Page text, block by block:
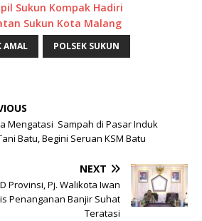
Sukun Kompak Hadiri
Sukun Kota Malang
AMAL POLSEK SUKUN
Mengatasi Sampah di Pasar Induk
Batu, Begini Seruan KSM Batu
NEXT
Provinsi, Pj. Walikota Iwan
Penanganan Banjir Suhat
Teratasi